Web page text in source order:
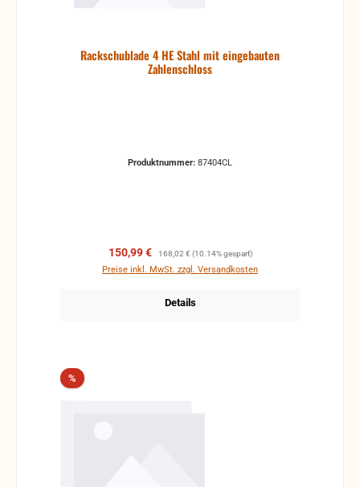
Rackschublade 4 HE Stahl mit eingebauten
Zahlenschloss
Produktnummer: 87404CL
Verkaufspreis:
150,99 € Regulärer Preis:
168,02 € (10.14% gespart)
Preise inkl. MwSt. zzgl. Versandkosten
Details
%Rabatt